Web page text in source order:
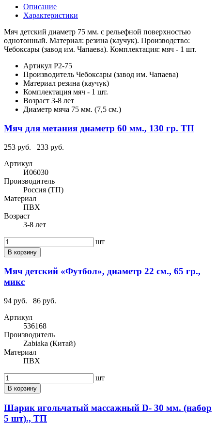
Описание
Характеристики
Мяч детский диаметр 75 мм. с рельефной поверхностью
однотонный. Материал: резина (каучук). Производство:
Чебоксары (завод им. Чапаева). Комплектация: мяч - 1 шт.
Артикул Р2-75
Производитель Чебоксары (завод им. Чапаева)
Материал резина (каучук)
Комплектация мяч - 1 шт.
Возраст 3-8 лет
Диаметр мяча 75 мм. (7,5 см.)
Мяч для метания диаметр 60 мм., 130 гр. ТП
253 руб.
233 руб.
Артикул
И06030
Производитель
Россия (ТП)
Материал
ПВХ
Возраст
3-8 лет
шт
В корзину
Мяч детский «Футбол», диаметр 22 см., 65 гр.,
микс
94 руб.
86 руб.
Артикул
536168
Производитель
Zabiaka (Китай)
Материал
ПВХ
шт
В корзину
Шарик игольчатый массажный D- 30 мм. (набор
5 шт)., ТП